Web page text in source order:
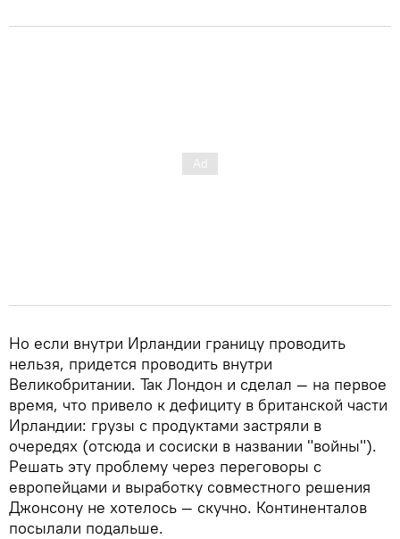
Но если внутри Ирландии границу проводить
нельзя, придется проводить внутри
Великобритании. Так Лондон и сделал — на первое
время, что привело к дефициту в британской части
Ирландии: грузы с продуктами застряли в
очередях (отсюда и сосиски в названии "войны").
Решать эту проблему через переговоры с
европейцами и выработку совместного решения
Джонсону не хотелось — скучно. Континенталов
посылали подальше.